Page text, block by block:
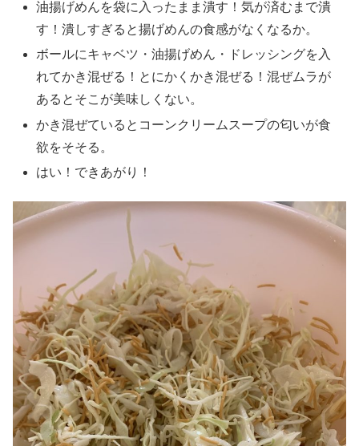
油揚げめんを袋に入ったまま潰す！気が済むまで潰
す！潰しすぎると揚げめんの食感がなくなるか。
ボールにキャベツ・油揚げめん・ドレッシングを入
れてかき混ぜる！とにかくかき混ぜる！混ぜムラが
あるとそこが美味しくない。
かき混ぜているとコーンクリームスープの匂いが食
欲をそそる。
はい！できあがり！